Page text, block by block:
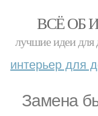
ВСЁ ОБ
лучшие идеи для
интерьер для
Замена